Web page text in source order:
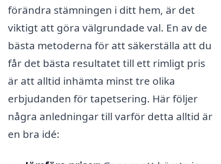
förändra stämningen i ditt hem, är det
viktigt att göra välgrundade val. En av de
bästa metoderna för att säkerställa att du
får det bästa resultatet till ett rimligt pris
är att alltid inhämta minst tre olika
erbjudanden för tapetsering. Här följer
några anledningar till varför detta alltid är
en bra idé: